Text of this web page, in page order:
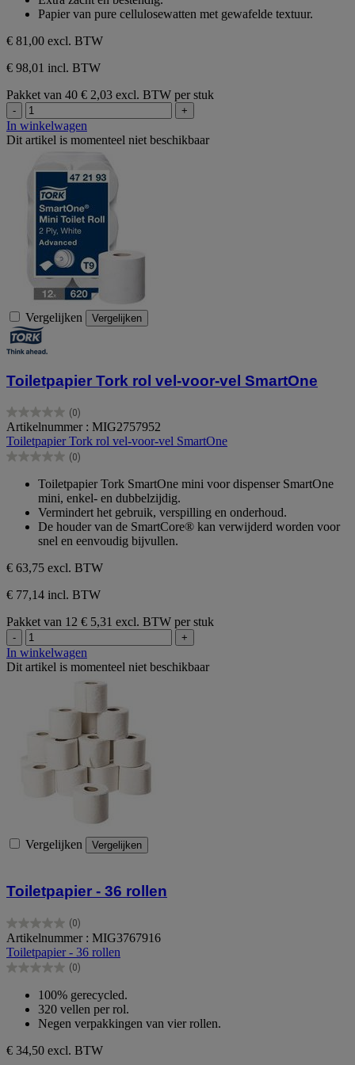
sterren.Papier van pure cellulosewatten met gewafelde textuur.
€ 81,00 excl. BTW
€ 98,01 incl. BTW
Pakket van 40 € 2,03 excl. BTW per stuk
- +
In winkelwagen
Dit artikel is momenteel niet beschikbaar
Vergelijken Vergelijken
Toiletpapier Tork rol vel-voor-vel SmartOne
(0)
0.0
van
de
5
Artikelnummer : MIG2757952
Toiletpapier Tork rol vel-voor-vel SmartOne
(0)
0.0
sterren.
Toiletpapier Tork SmartOne mini voor dispenser SmartOne
mini, enkel- en dubbelzijdig.
Vermindert het gebruik, verspilling en onderhoud.
De houder van de SmartCore® kan verwijderd worden voor
snel en eenvoudig bijvullen.
€ 63,75 excl. BTW
€ 77,14 incl. BTW
Pakket van 12 € 5,31 excl. BTW per stuk
- +
In winkelwagen
Dit artikel is momenteel niet beschikbaar
Vergelijken Vergelijken
Toiletpapier - 36 rollen
(0)
0.0
van
de
5
Artikelnummer : MIG3767916
Toiletpapier - 36 rollen
(0)
0.0
sterren.
100% gerecycled.
320 vellen per rol.
Negen verpakkingen van vier rollen.
€ 34,50 excl. BTW